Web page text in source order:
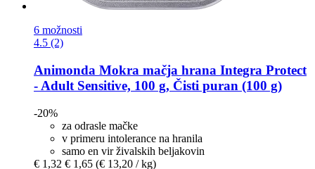
6 možnosti
4.5 (2)
Animonda Mokra mačja hrana Integra Protect
-​ Adult Sensitive, 100 g, Čisti puran (100 g)
-20%
za odrasle mačke
v primeru intolerance na hranila
samo en vir živalskih beljakovin
€ 1,32 € 1,65 (€ 13,20 / kg)